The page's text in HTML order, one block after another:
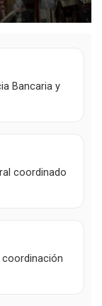
Bancaria y
coordinado